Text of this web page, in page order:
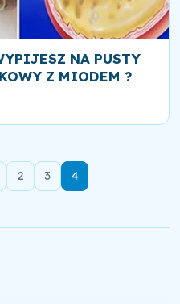
NA PUSTY
Z MIODEM ?
2 3 4